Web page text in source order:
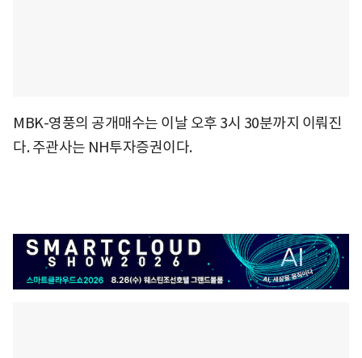
MBK-영풍의 공개매수는 이날 오후 3시 30분까지 이뤄진
다. 주관사는 NH투자증권이다.